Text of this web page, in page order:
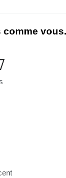
comme vous.